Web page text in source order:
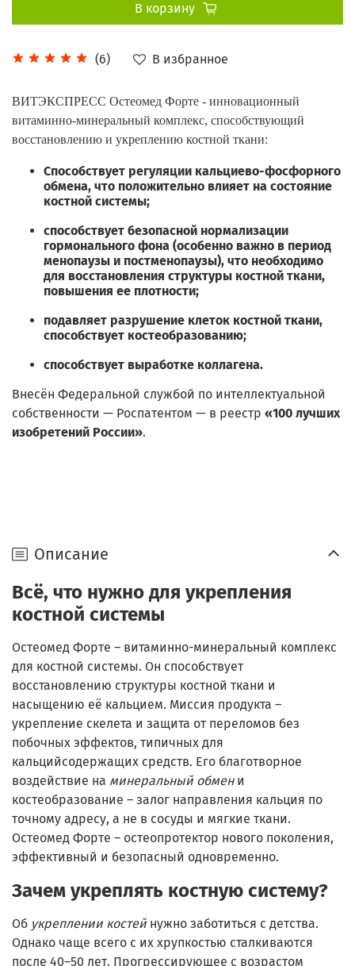
(6) В избранное
В корзину
ВИТЭКСПРЕСС Остеомед Форте - инновационный
витаминно-минеральный комплекс, способствующий
восстановлению и укреплению костной ткани:
Способствует регуляции кальциево-фосфорного
обмена, что положительно влияет на состояние
костной системы;
способствует безопасной нормализации
гормонального фона (особенно важно в период
менопаузы и постменопаузы), что необходимо
для восстановления структуры костной ткани,
повышения ее плотности;
подавляет разрушение клеток костной ткани,
способствует костеобразованию;
способствует выработке коллагена.
Внесён Федеральной службой по интеллектуальной
собственности — Роспатентом — в реестр «100 лучших
изобретений России».
Описание
Всё, что нужно для укрепления
костной системы
Остеомед Форте – витаминно-минеральный комплекс
для костной системы. Он способствует
восстановлению структуры костной ткани и
насыщению её кальцием. Миссия продукта –
укрепление скелета и защита от переломов без
побочных эффектов, типичных для
кальцийсодержащих средств. Его благотворное
воздействие на минеральный обмени
костеобразование – залог направления кальция по
точному адресу, а не в сосуды и мягкие ткани.
Остеомед Форте – остеопротектор нового поколения,
эффективный и безопасный одновременно.
Зачем укреплять костную систему?
Об укреплении костей нужно заботиться с детства.
Однако чаще всего с их хрупкостью сталкиваются
после 40–50 лет. Прогрессирующее с возрастом